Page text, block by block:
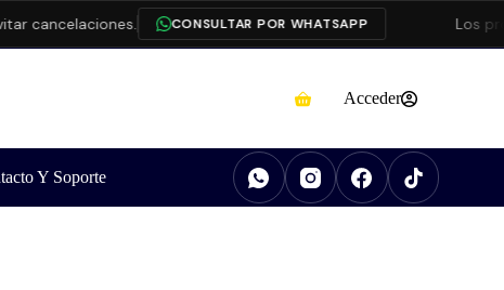
CONSULTAR POR WHATSAPP Los productos
Acceder
Y Soporte